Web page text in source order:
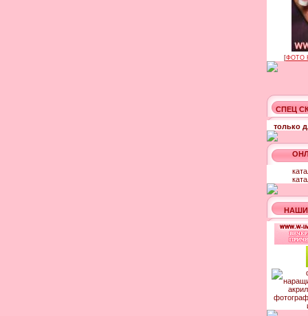
[ФОТО
СПЕЦ
только